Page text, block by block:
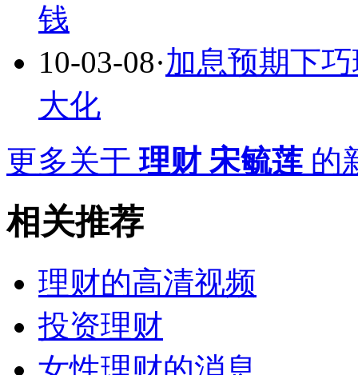
钱
10-03-08·加息预期下
大化
更多关于理财 宋毓莲的
相关推荐
理财的高清视频
投资理财